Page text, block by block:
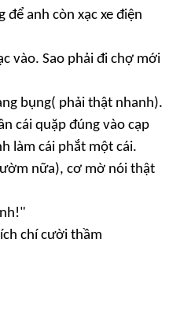
để anh còn xạc xe điện
vào. Sao phải đi chợ mới
bụng( phải thật nhanh).
cái quặp đúng vào cạp
làm cái phắt một cái.
nữa), cơ mờ nói thật
chí cười thầm